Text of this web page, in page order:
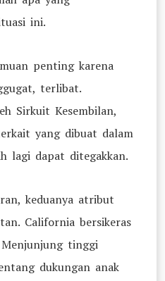
ini.
penting karena
terlibat.
Sirkuit Kesembilan,
yang dibuat dalam
lagi dapat ditegakkan.
keduanya atribut
California bersikeras
tinggi
dukungan anak